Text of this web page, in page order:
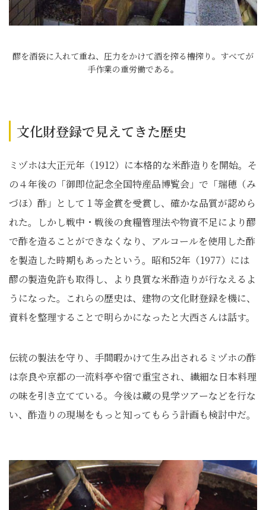
醪を酒袋に入れて重ね、圧力をかけて酒を搾る槽搾り。すべてが
手作業の重労働である。
文化財登録で見えてきた歴史
ミヅホは大正元年（1912）に本格的な米酢造りを開始。そ
の４年後の「御即位記念全国特産品博覧会」で「瑞穂（み
づほ）酢」として１等金賞を受賞し、確かな品質が認めら
れた。しかし戦中・戦後の食糧管理法や物資不足により醪
で酢を造ることができなくなり、アルコールを使用した酢
を製造した時期もあったという。昭和52年（1977）には
醪の製造免許も取得し、より良質な米酢造りが行なえるよ
うになった。これらの歴史は、建物の文化財登録を機に、
資料を整理することで明らかになったと大西さんは話す。
伝統の製法を守り、手間暇かけて生み出されるミヅホの酢
は奈良や京都の一流料亭や宿で重宝され、繊細な日本料理
の味を引き立てている。今後は蔵の見学ツアーなどを行な
い、酢造りの現場をもっと知ってもらう計画も検討中だ。